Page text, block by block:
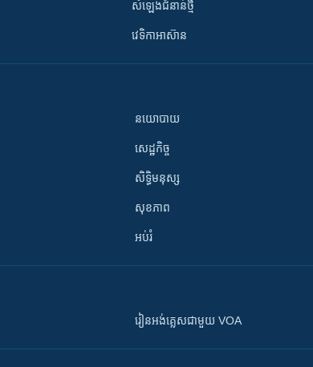
សំឡេង​ជំនាន់​ថ្មី
វេទិកា​អាស៊ាន
នយោបាយ
សេដ្ឋកិច្ច
សិទ្ធិមនុស្ស
សុខភាព
អប់រំ
រៀន​​​​​​អង់គ្លេស​​ជាមួយ VOA